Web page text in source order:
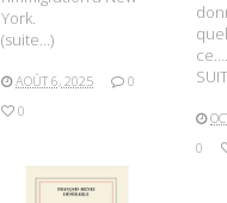
0
York.
(suite…)
AOÛT 6, 2025
0
0